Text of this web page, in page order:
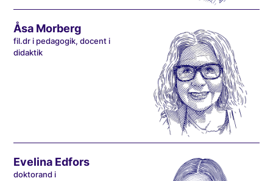
Åsa Morberg
fil.dr i pedagogik, docent i
didaktik
Evelina Edfors
doktorand i